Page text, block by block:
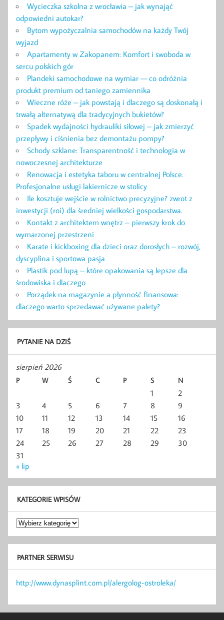
Wycieczka szkolna z wrocławia – jak wynająć
odpowiedni autokar?
Bytom wypożyczalnia samochodów na każdy Twój
wyjazd
Apartamenty w Zakopanem: Komfort i swoboda w
sercu polskich gór
Plandeki samochodowe na wymiar — co odróżnia
produkt premium od taniego zamiennika
Wieczne róże – jak powstają i dlaczego są doskonałą i
trwałą alternatywą dla tradycyjnych bukietów?
Spadek wydajności hydrauliki siłowej – jak zmierzyć
przepływy i ciśnienia bez demontażu pompy?
Schody szklane: Transparentność i technologia w
nowoczesnej architekturze
Renowacja i estetyka taboru w centralnej Polsce.
Profesjonalne usługi lakiernicze w stolicy
Ile kosztuje wejście w rolnictwo precyzyjne? zwrot z
inwestycji (roi) dla średniej wielkości gospodarstwa.
Kontakt z architektem wnętrz – pierwszy krok do
wymarzonej przestrzeni
Karate i kickboxing dla dzieci oraz dorosłych – rozwój,
dyscyplina i sportowa pasja
Plastik pod lupą – które opakowania są lepsze dla
środowiska i dlaczego
Porządek na magazynie a płynność finansowa:
dlaczego warto sprzedawać używane palety?
PYTANIE NA DZIŚ
sierpień 2026
P W Ś C P S N
1
2
3
4 5 6 7 8
9
10
11 12 13 14 15
16
17
18 19 20 21 22
23
24
25 26 27 28 29
30
31
« lip
KATEGORIE WPISÓW
Kategorie
wpisów
PARTNER SERWISU
http://www.dynasplint.com.pl/alergolog-ostroleka/